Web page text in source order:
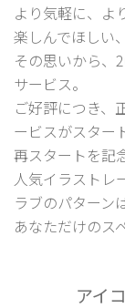
より気軽に、よ
楽しんでほしい、
その思いから、
サービス。
ご好評につき、
ービスがスター
再スタートを記
人気イラストレ
ラブのパターン
あなただけのス
アイ